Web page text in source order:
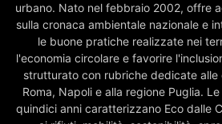
urbano. Nato nel febbraio 2002, offre
sulla cronaca ambientale nazionale e
le buone pratiche realizzate nei
l'economia circolare e favorire
strutturato con rubriche dedicate alle
Roma, Napoli e alla regione Puglia.
quindici anni caratterizzano Eco dalle